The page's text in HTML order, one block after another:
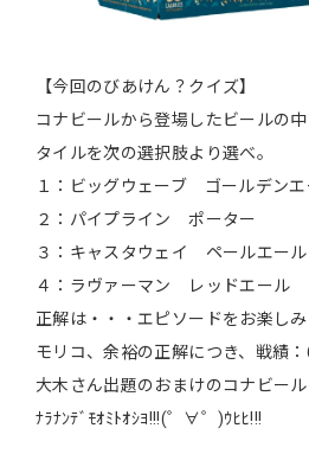
【今回のびあけん？クイズ】
コナビールから登場したビールの
タイルを次の選択肢より選べ。
１：ビッグウェーブ ゴールデンエ
２：パイプライン ポーター
３：キャスタウェイ ペールエール
４：ラヴァーマン レッドエール
正解は・・・エピソードをお楽しみ
モリコ、余裕の正解につき、戦績：
大木さん出題のおまけのコナビー
ﾅﾗﾅﾝﾃﾞﾓｵﾐﾄｵｼﾖ!!!(゜∀゜)ｳﾋﾋ!!!